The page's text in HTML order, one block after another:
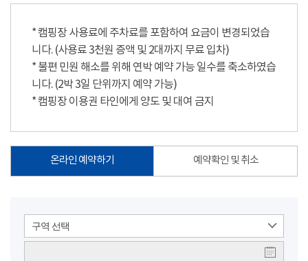
* 캠핑장 사용료에 주차료를 포함하여 요금이 변경되었습
니다. (사용료 3천원 증액 및 2대까지 무료 입차)
* 불편 민원 해소를 위해 연박 예약 가능 일수를 축소하였습
니다. (2박 3일 단위까지 예약 가능)
* 캠핑장 이용권 타인에게 양도 및 대여 금지
온라인 예약하기 예약확인 및 취소
구역 선택